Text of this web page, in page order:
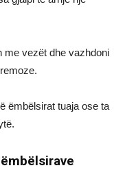
me vezët dhe vazhdoni
ëmbëlsirat tuaja ose ta